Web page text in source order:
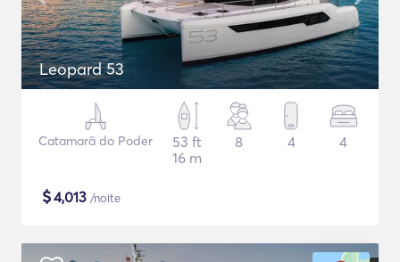
Leopard 53
Catamarã do Poder
53 ft
16 m
8 4 4
$4,013 /noite